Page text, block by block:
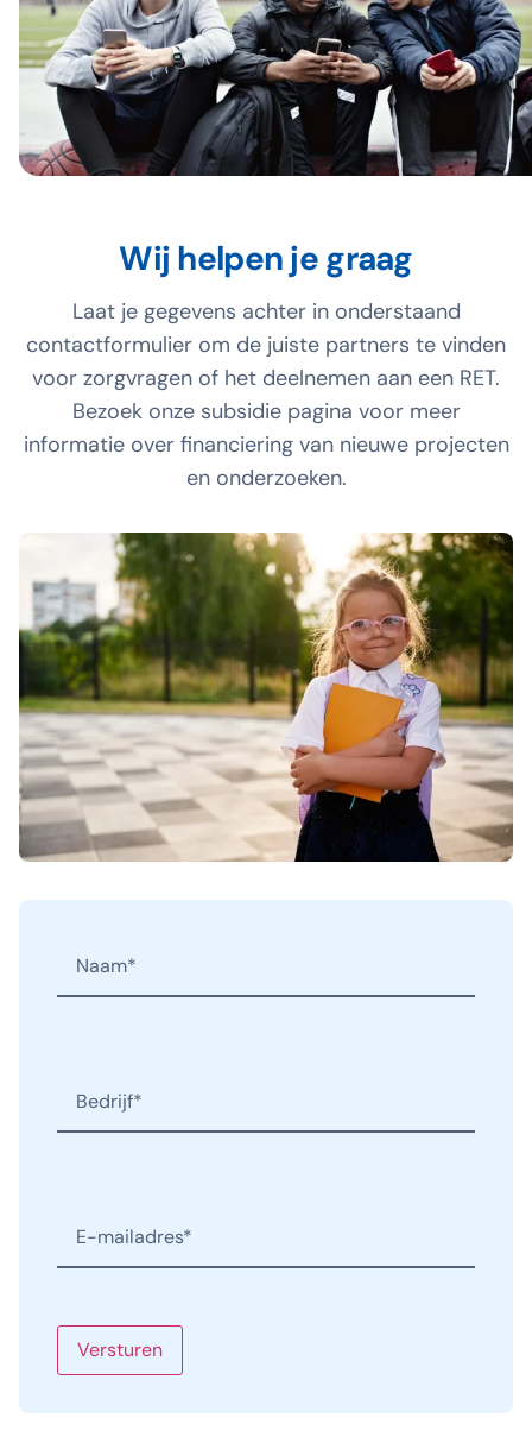
Wij helpen je graag
Laat je gegevens achter in onderstaand
contactformulier om de juiste partners te vinden
voor zorgvragen of het deelnemen aan een RET.
Bezoek onze subsidie pagina voor meer
informatie over financiering van nieuwe projecten
en onderzoeken.
mailadres(Vereist)
Versturen